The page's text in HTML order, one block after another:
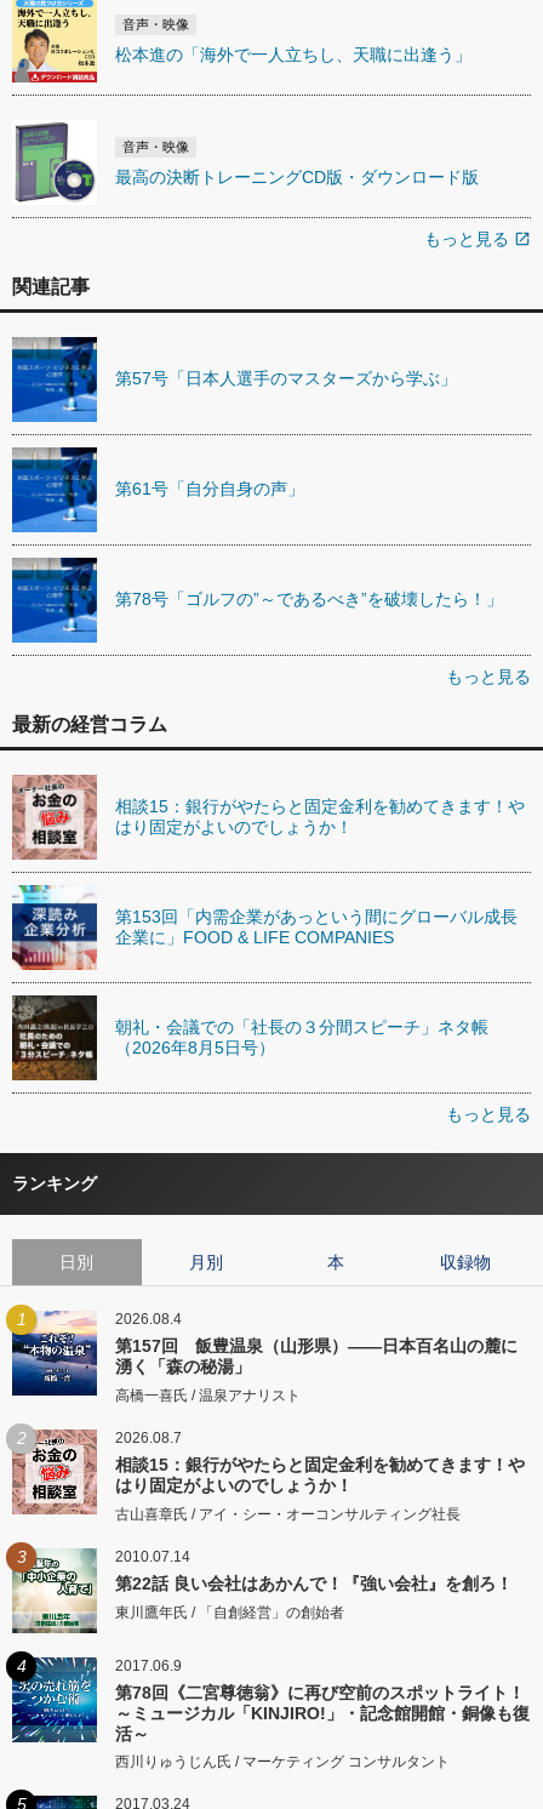
音声・映像
松本進の「海外で一人立ちし、天職に出逢う」
音声・映像
最高の決断トレーニングCD版・ダウンロード版
もっと見る open_in_new
関連記事
第57号「日本人選手のマスターズから学ぶ」
第61号「自分自身の声」
第78号「ゴルフの”～であるべき”を破壊したら！」
もっと見る
最新の経営コラム
相談15：銀行がやたらと固定金利を勧めてきます！や
はり固定がよいのでしょうか！
第153回「内需企業があっという間にグローバル成長
企業に」FOOD & LIFE COMPANIES
朝礼・会議での「社長の３分間スピーチ」ネタ帳
（2026年8月5日号）
もっと見る
ランキング
日別 月別 本 収録物
1 2026.08.4
第157回 飯豊温泉（山形県）――日本百名山の麓に
湧く「森の秘湯」
高橋一喜氏 / 温泉アナリスト
2 2026.08.7
相談15：銀行がやたらと固定金利を勧めてきます！や
はり固定がよいのでしょうか！
古山喜章氏 / アイ・シー・オーコンサルティング社長
3 2010.07.14
第22話 良い会社はあかんで！『強い会社』を創ろ！
東川鷹年氏 / 「自創経営」の創始者
4 2017.06.9
第78回《二宮尊徳翁》に再び空前のスポットライト！
～ミュージカル「KINJIRO!」・記念館開館・銅像も復
活～
西川りゅうじん氏 / マーケティング コンサルタント
5 2017.03.24